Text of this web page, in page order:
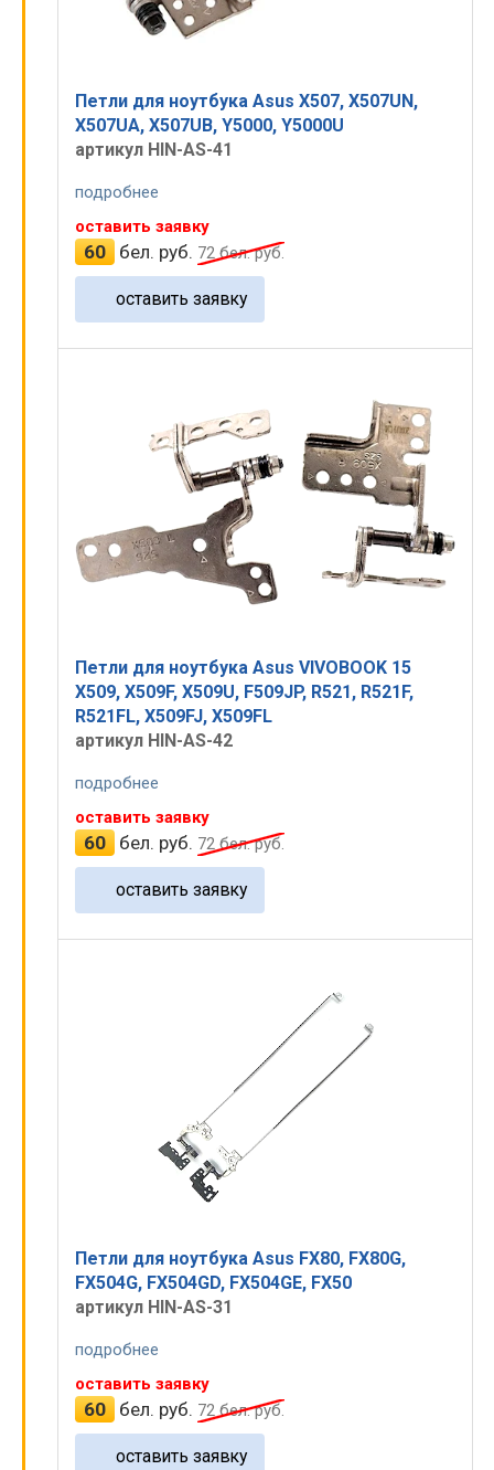
Петли для ноутбука Asus X507, X507UN,
X507UA, X507UB, Y5000, Y5000U
артикул HIN-AS-41
подробнее
оставить заявку
60 бел. руб. 72бел. руб.
оставить заявку
Петли для ноутбука Asus VIVOBOOK 15
X509, X509F, X509U, F509JP, R521, R521F,
R521FL, X509FJ, X509FL
артикул HIN-AS-42
подробнее
оставить заявку
60 бел. руб. 72бел. руб.
оставить заявку
Петли для ноутбука Asus FX80, FX80G,
FX504G, FX504GD, FX504GE, FX50
артикул HIN-AS-31
подробнее
оставить заявку
60 бел. руб. 72бел. руб.
оставить заявку